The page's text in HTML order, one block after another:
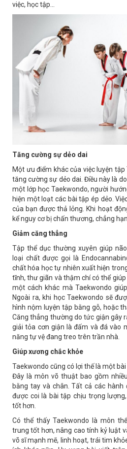
việc, học tập…
Tăng cường sự dẻo dai
Một ưu điểm khác của việc luyện
tăng cường sự dẻo dai. Điều này là
một lớp học Taekwondo, người
hiện một loạt các bài tập ép dẻo.
của bạn được thả lỏng. Khi hoạt
kể nguy cơ bị chấn thương, chẳng
Giảm căng thẳng
Tập thể dục thường xuyên giúp
loại chất được gọi là
chất hóa học tự nhiên xuất hiện
tĩnh, thư giãn và thậm chí có thể
một cách khác mà Taekwondo
Ngoài ra, khi học Taekwondo sẽ
hình nộm luyện tập bằng gỗ, hoặc
Căng thẳng thường do tức giận gây
giải tỏa cơn giận là đấm và đá vào
năng tự vệ đang treo trên trần nhà.
Giúp xương chắc khỏe
Taekwondo cũng có lợi thế là một
Đây là môn võ thuật bao gồm
bằng tay và chân. Tất cả các
được coi là bài tập chịu trọng
tốt hơn.
Có thể thấy Taekwondo là môn
trung tốt hơn, nâng cao tính kỷ luật
võ sĩ mạnh mẽ, linh hoạt, trái tim